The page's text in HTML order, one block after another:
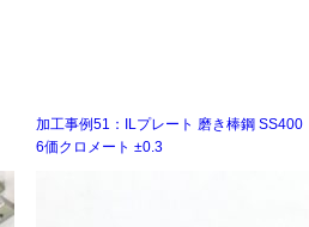
加工事例51：ILプレート 磨き棒鋼 SS400
6価クロメート ±0.3